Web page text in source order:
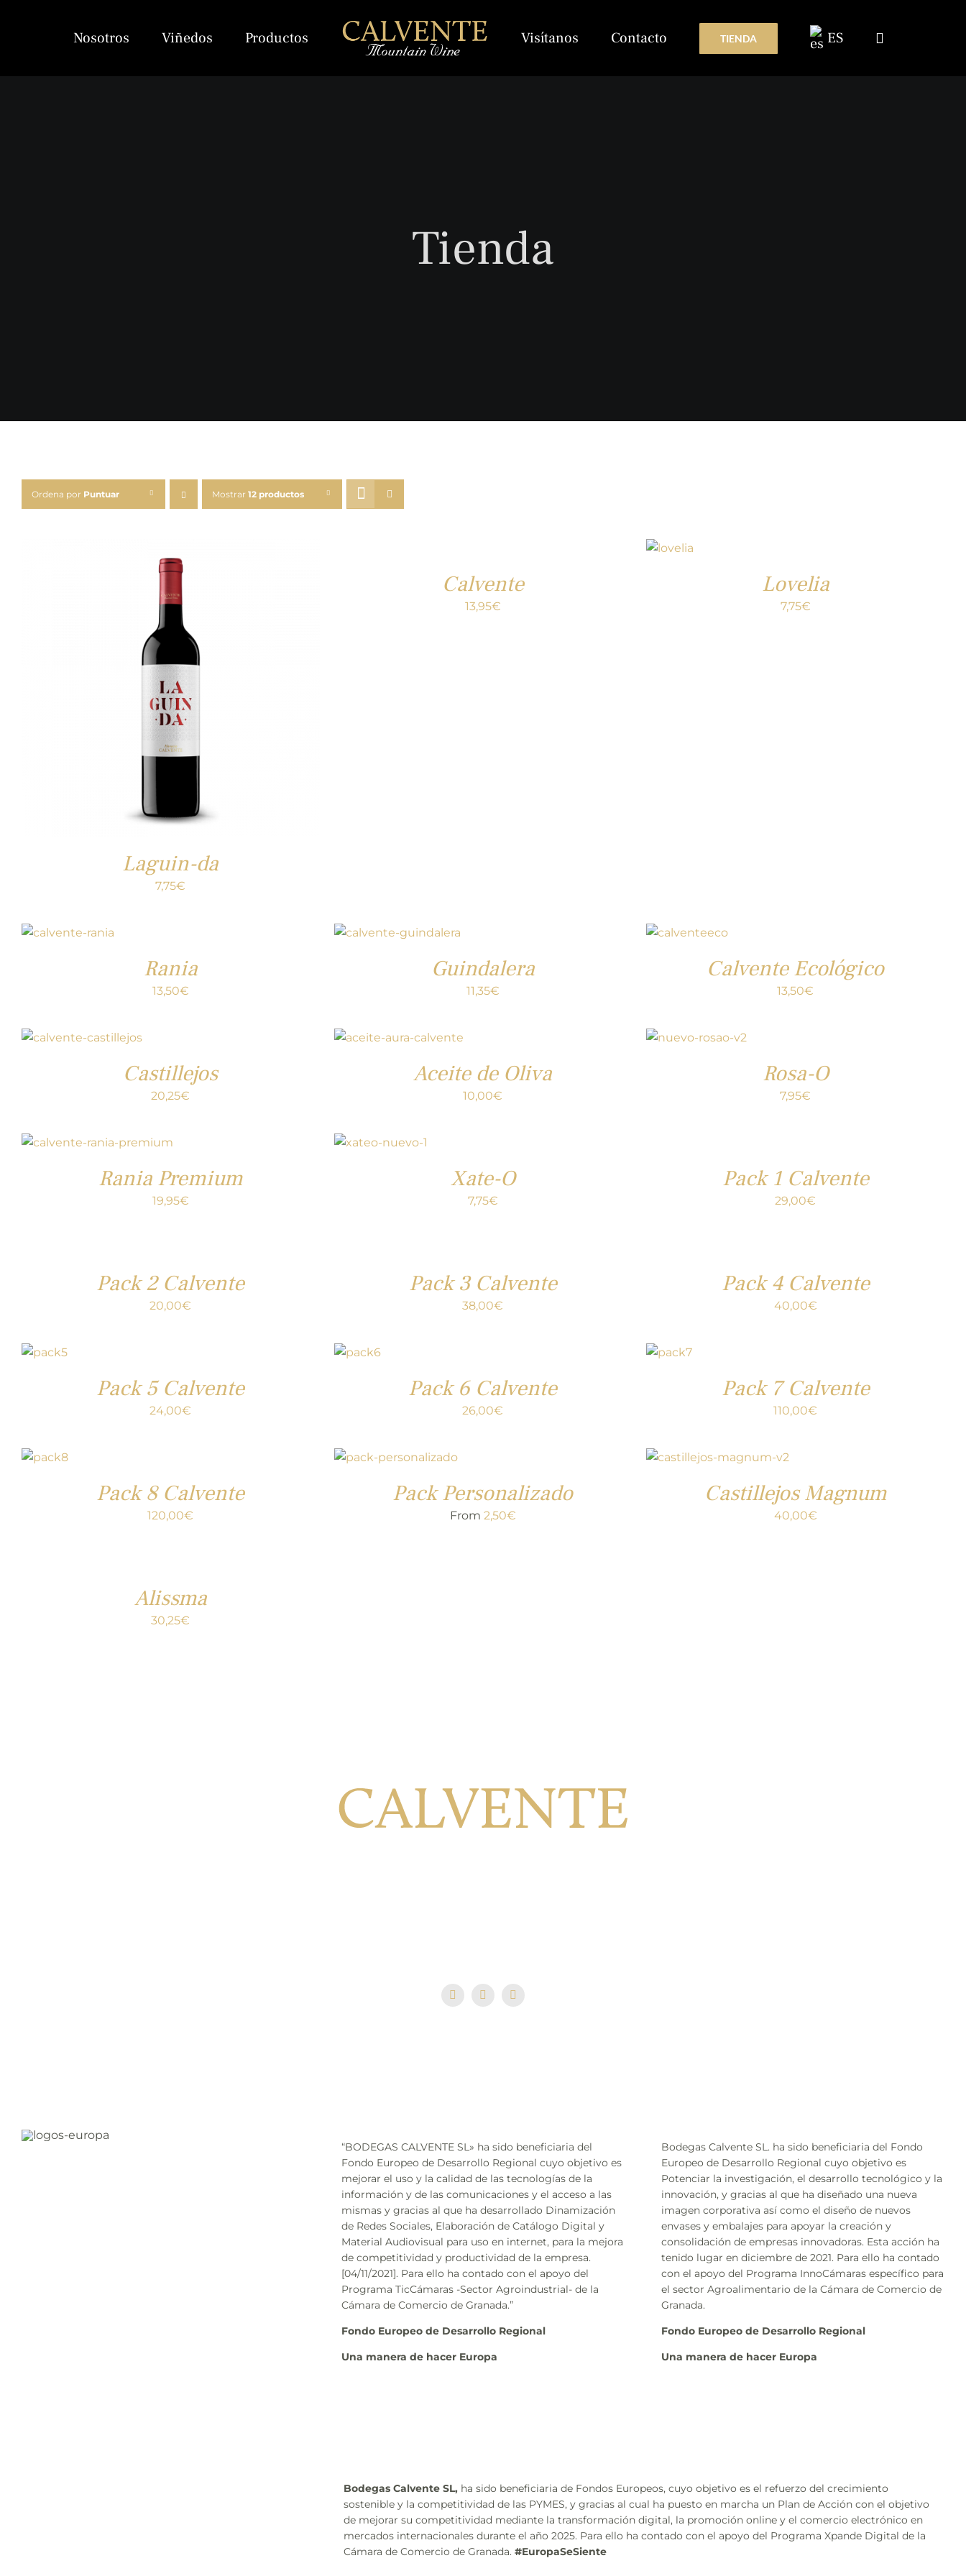
Nosotros Viñedos Productos Visítanos Contacto TIENDA ES
Tienda
Ordena por Puntuar Mostrar 12 productos
Laguin-da
7,75€
Calvente
13,95€
Lovelia
7,75€
Rania
13,50€
Guindalera
11,35€
Calvente Ecológico
13,50€
Castillejos
20,25€
Aceite de Oliva
10,00€
Rosa-O
7,95€
Rania Premium
19,95€
Xate-O
7,75€
Pack 1 Calvente
29,00€
Pack 2 Calvente
20,00€
Pack 3 Calvente
38,00€
Pack 4 Calvente
40,00€
Pack 5 Calvente
24,00€
Pack 6 Calvente
26,00€
Pack 7 Calvente
110,00€
Pack 8 Calvente
120,00€
Pack Personalizado
From 2,50€
Castillejos Magnum
40,00€
Alissma
30,25€
“BODEGAS CALVENTE SL» ha sido beneficiaria del
Fondo Europeo de Desarrollo Regional cuyo objetivo es
mejorar el uso y la calidad de las tecnologías de la
información y de las comunicaciones y el acceso a las
mismas y gracias al que ha desarrollado Dinamización
de Redes Sociales, Elaboración de Catálogo Digital y
Material Audiovisual para uso en internet, para la mejora
de competitividad y productividad de la empresa.
[04/11/2021]. Para ello ha contado con el apoyo del
Programa TicCámaras -Sector Agroindustrial- de la
Cámara de Comercio de Granada.”
Fondo Europeo de Desarrollo Regional
Una manera de hacer Europa
Bodegas Calvente SL. ha sido beneficiaria del Fondo
Europeo de Desarrollo Regional cuyo objetivo es
Potenciar la investigación, el desarrollo tecnológico y la
innovación, y gracias al que ha diseñado una nueva
imagen corporativa así como el diseño de nuevos
envases y embalajes para apoyar la creación y
consolidación de empresas innovadoras. Esta acción ha
tenido lugar en diciembre de 2021. Para ello ha contado
con el apoyo del Programa InnoCámaras específico para
el sector Agroalimentario de la Cámara de Comercio de
Granada.
Fondo Europeo de Desarrollo Regional
Una manera de hacer Europa
Bodegas Calvente SL, ha sido beneficiaria de Fondos Europeos, cuyo objetivo es el refuerzo del crecimiento
sostenible y la competitividad de las PYMES, y gracias al cual ha puesto en marcha un Plan de Acción con el objetivo
de mejorar su competitividad mediante la transformación digital, la promoción online y el comercio electrónico en
mercados internacionales durante el año 2025. Para ello ha contado con el apoyo del Programa Xpande Digital de la
Cámara de Comercio de Granada.#EuropaSeSiente